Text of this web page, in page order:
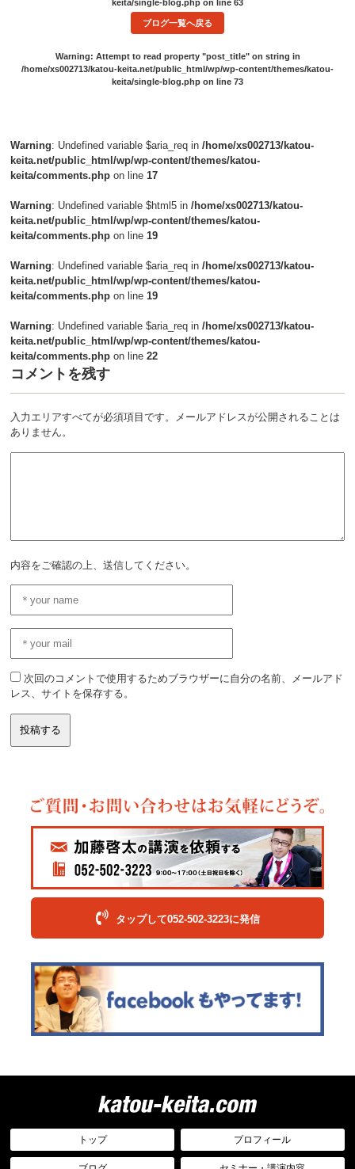
keita/single-blog.php on line 63
ブログ一覧へ戻る
Warning: Attempt to read property "post_title" on string in
/home/xs002713/katou-keita.net/public_html/wp/wp-content/themes/katou-
keita/single-blog.php on line 73
Warning: Undefined variable $aria_req in/home/xs002713/katou-
keita.net/public_html/wp/wp-content/themes/katou-
keita/comments.php on line17
Warning: Undefined variable $html5 in/home/xs002713/katou-
keita.net/public_html/wp/wp-content/themes/katou-
keita/comments.php on line19
Warning: Undefined variable $aria_req in/home/xs002713/katou-
keita.net/public_html/wp/wp-content/themes/katou-
keita/comments.php on line19
Warning: Undefined variable $aria_req in/home/xs002713/katou-
keita.net/public_html/wp/wp-content/themes/katou-
keita/comments.php on line22
コメントを残す
入力エリアすべてが必須項目です。メールアドレスが公開されることは
ありません。
内容をご確認の上、送信してください。
次回のコメントで使用するためブラウザーに自分の名前、メールアド
レス、サイトを保存する。
タップして052-502-3223に発信
トップ プロフィール